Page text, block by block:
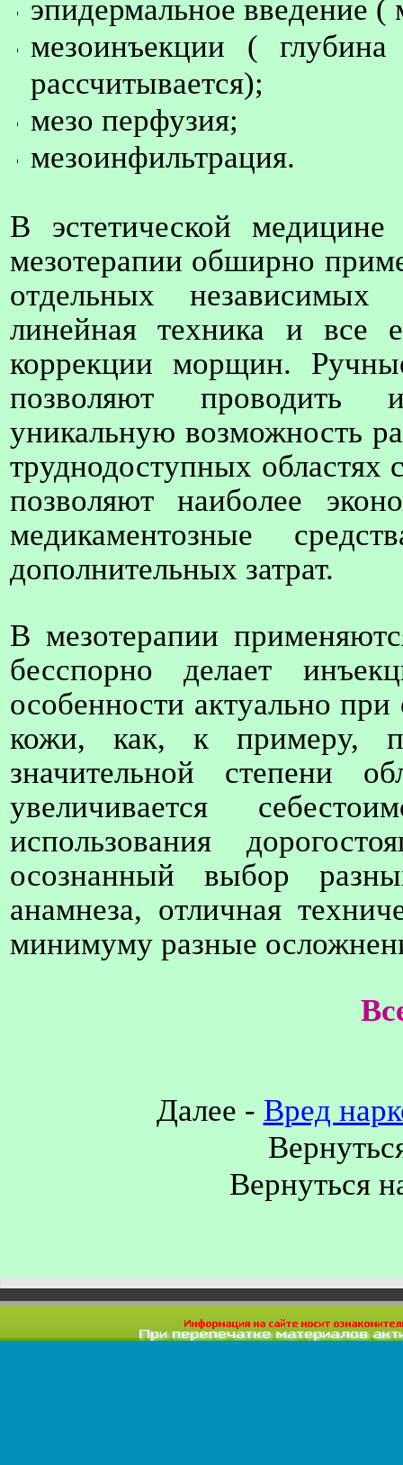
эпидермальное введение (
мезоинъекции (
рассчитывается);
мезо перфузия;
мезоинфильтрация.
В эстетической
мезотерапии обширно
отдельных
линейная техника и все
коррекции морщин.
позволяют проводить
уникальную возможность
труднодоступных областях
позволяют наиболее
медикаментозные
дополнительных затрат.
В мезотерапии
бесспорно делает
особенности актуально
кожи, как, к примеру,
значительной степени
увеличивается
использования
осознанный выбор
анамнеза, отличная
минимуму разные
Далее - Вред
Вернуться